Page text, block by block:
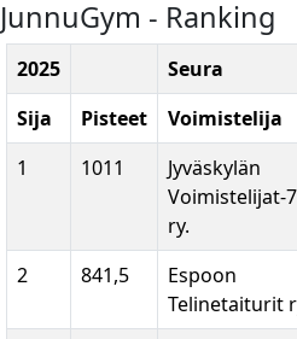
JunnuGym - Ranking
2025
Seura
Sija
Pisteet Voimistelija
1
1011
Jyväskylän
Voimistelijat-
ry.
2
841,5
Espoon
Telinetaiturit